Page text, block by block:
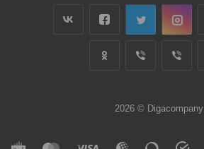
2026 © Digacompany